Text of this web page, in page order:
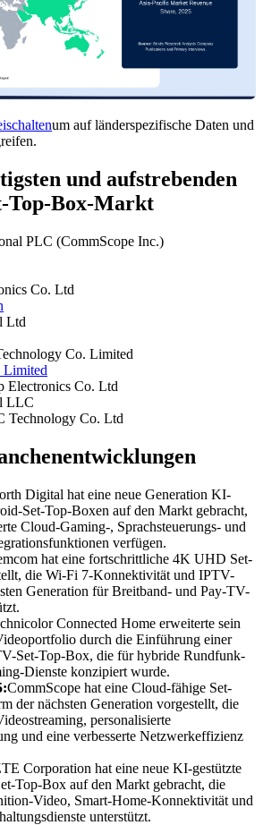
um auf länderspezifische Daten und
und aufstrebenden
Top-Box-Markt
PLC (CommScope Inc.)
Co. Ltd
Ltd
Co. Limited
Limited
Electronics Co. Ltd
LLC
Technology Co. Ltd
Digital hat eine neue Generation KI-
Set-Top-Boxen auf den Markt gebracht,
Cloud-Gaming-, Sprachsteuerungs- und
verfügen.
hat eine fortschrittliche 4K UHD Set-
die Wi-Fi 7-Konnektivität und IPTV-
Generation für Breitband- und Pay-TV-
Connected Home erweiterte sein
durch die Einführung einer
Set-Top-Box, die für hybride Rundfunk-
Dienste konzipiert wurde.
CommScope hat eine Cloud-fähige Set-
der nächsten Generation vorgestellt, die
personalisierte
und eine verbesserte Netzwerkeffizienz
Corporation hat eine neue KI-gestützte
Top-Box auf den Markt gebracht, die
Video, Smart-Home-Konnektivität und
unterstützt.